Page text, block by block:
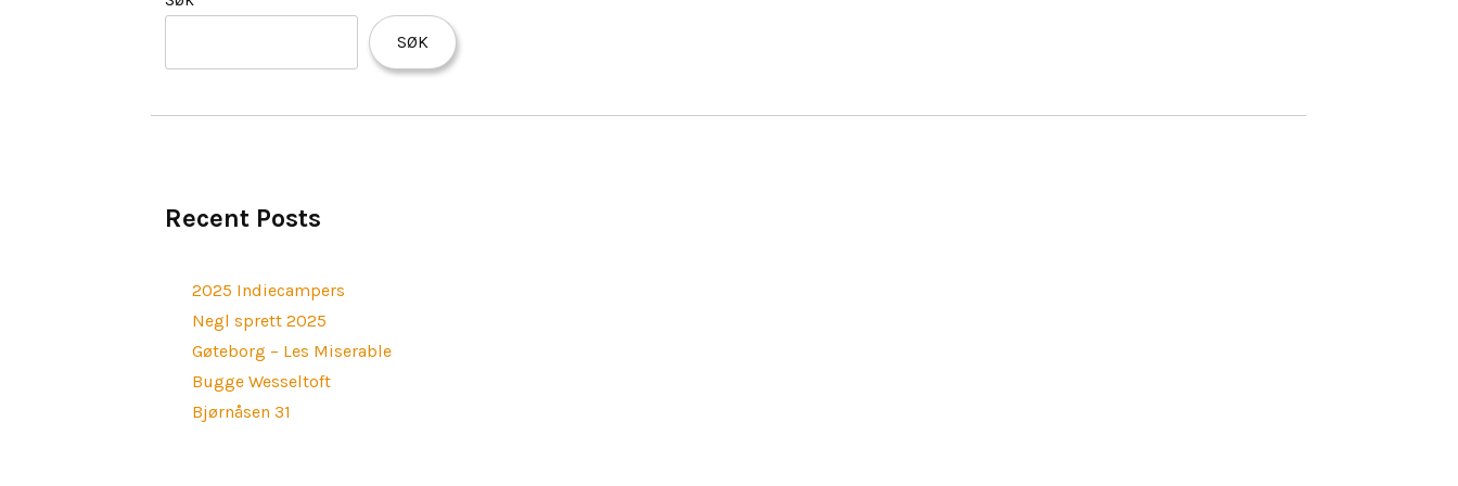
SØK
Recent Posts
2025 Indiecampers
Negl sprett 2025
Gøteborg – Les Miserable
Bugge Wesseltoft
Bjørnåsen 31